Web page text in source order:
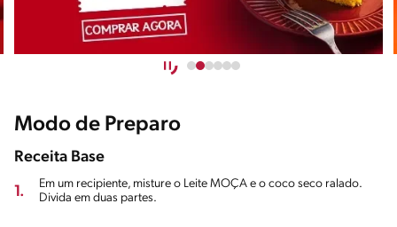
Modo de Preparo
Receita Base
1.
Em um recipiente, misture o Leite MOÇA e o coco seco ralado.
Divida em duas partes.